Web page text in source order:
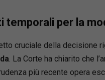
temporali per la
cruciale della decisione
. La Corte ha chiarito che
più recente opera